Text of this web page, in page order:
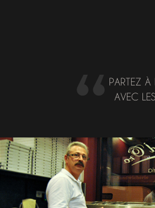
PARTEZ À
AVEC